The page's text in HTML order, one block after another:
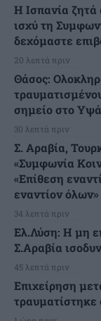
H Ισπανία ζητά
ισχύ τη
δεχόμαστε
20 λεπτά πριν
Θάσος:
σημείο στο
30 λεπτά πριν
Σ. Αραβία,
«Συμφωνία
«Επίθεση
εναντίον όλων»
34 λεπτά πριν
Ελ.Λύση: Η μη
Σ.Αραβία
45 λεπτά πριν
Επιχείρηση
τραυματίστηκε